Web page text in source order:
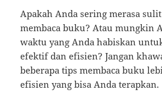
Apakah Anda sering merasa
membaca buku? Atau mungkin
waktu yang Anda habiskan
efektif dan efisien? Jangan
beberapa tips membaca buku
efisien yang bisa Anda terapkan.